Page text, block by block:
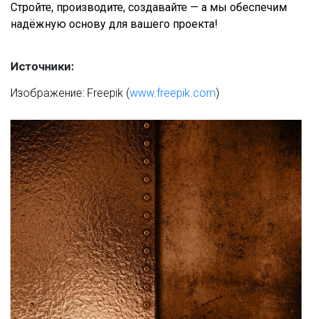
Стройте, производите, создавайте — а мы обеспечим
надёжную основу для вашего проекта!
Источники:
Изображение: Freepik (www.freepik.com)